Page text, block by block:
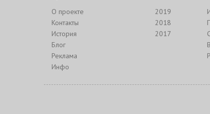
О проекте
Контакты
История
Блог
Реклама
Инфо
2019
2018
2017